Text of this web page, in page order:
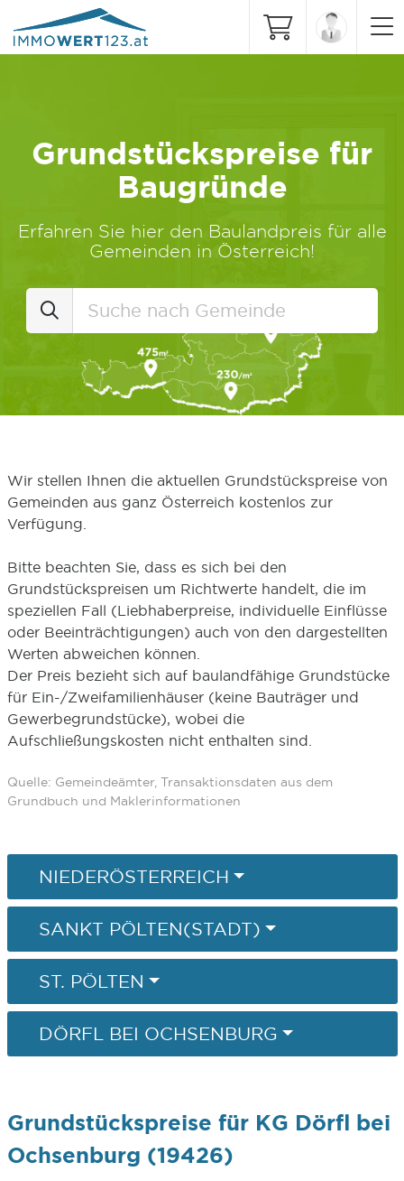
Grundstückspreise für
Baugründe
Erfahren Sie hier den Baulandpreis für alle
Gemeinden in Österreich!
Wir stellen Ihnen die aktuellen Grundstückspreise von
Gemeinden aus ganz Österreich kostenlos zur
Verfügung.
Bitte beachten Sie, dass es sich bei den
Grundstückspreisen um Richtwerte handelt, die im
speziellen Fall (Liebhaberpreise, individuelle Einflüsse
oder Beeinträchtigungen) auch von den dargestellten
Werten abweichen können.
Der Preis bezieht sich auf baulandfähige Grundstücke
für Ein-/Zweifamilienhäuser (keine Bauträger und
Gewerbegrundstücke), wobei die
Aufschließungskosten nicht enthalten sind.
Quelle: Gemeindeämter, Transaktionsdaten aus dem
Grundbuch und Maklerinformationen
NIEDERÖSTERREICH
SANKT PÖLTEN(STADT)
ST. PÖLTEN
DÖRFL BEI OCHSENBURG
Grundstückspreise für KG Dörfl bei
Ochsenburg (19426)